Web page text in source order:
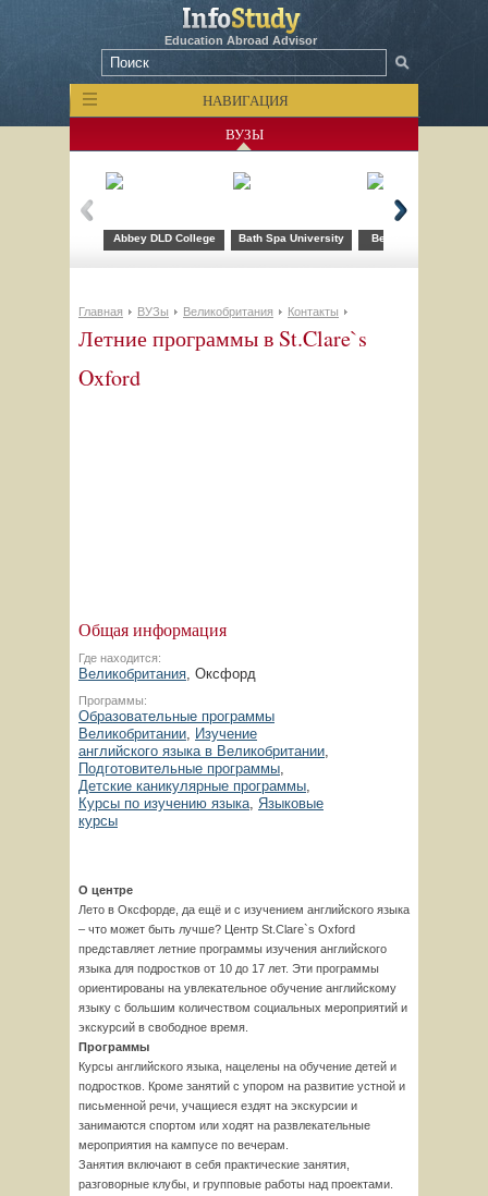
Education Abroad Advisor
НАВИГАЦИЯ
ВУЗЫ
Abbey DLD College Bath Spa University Bellerbys College
Главная ВУЗы Великобритания Контакты
Летние программы в St.Clare`s
Oxford
Общая информация
Где находится:
Великобритания, Оксфорд
Программы:
Образовательные программы
Великобритании, Изучение
английского языка в Великобритании,
Подготовительные программы,
Детские каникулярные программы,
Курсы по изучению языка, Языковые
курсы
О центре
Лето в Оксфорде, да ещё и с изучением английского языка
– что может быть лучше? Центр St.Clare`s Oxford
представляет летние программы изучения английского
языка для подростков от 10 до 17 лет. Эти программы
ориентированы на увлекательное обучение английскому
языку с большим количеством социальных мероприятий и
экскурсий в свободное время.
Программы
Курсы английского языка, нацелены на обучение детей и
подростков. Кроме занятий с упором на развитие устной и
письменной речи, учащиеся ездят на экскурсии и
занимаются спортом или ходят на развлекательные
мероприятия на кампусе по вечерам.
Занятия включают в себя практические занятия,
разговорные клубы, и групповые работы над проектами.